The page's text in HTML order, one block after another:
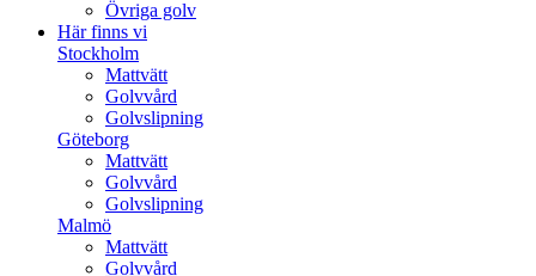
Övriga golv
Här finns vi
Stockholm
Mattvätt
Golvvård
Golvslipning
Göteborg
Mattvätt
Golvvård
Golvslipning
Malmö
Mattvätt
Golvvård